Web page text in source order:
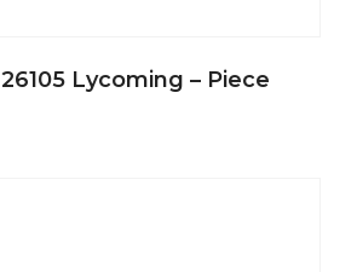
Lycoming – Piece